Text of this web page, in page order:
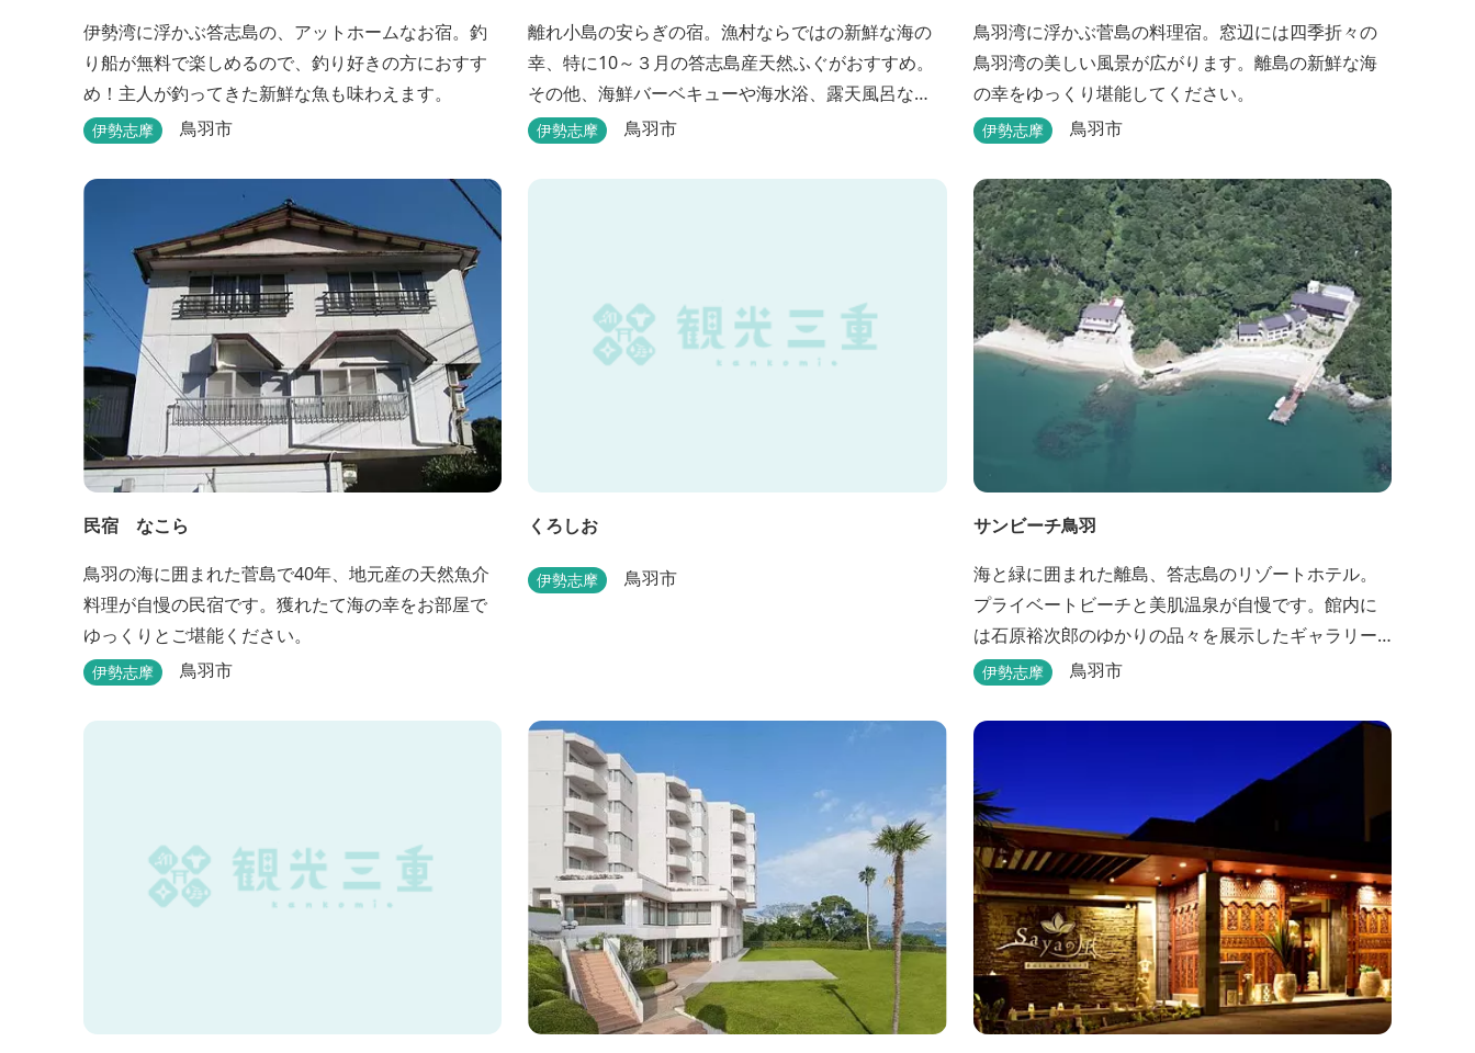
伊勢湾に浮かぶ答志島の、アットホームなお宿。釣
り船が無料で楽しめるので、釣り好きの方におすす
め！主人が釣ってきた新鮮な魚も味わえます。
伊勢志摩 鳥羽市
離れ小島の安らぎの宿。漁村ならではの新鮮な海の
幸、特に10～３月の答志島産天然ふぐがおすすめ。
その他、海鮮バーベキューや海水浴、露天風呂な
ど。
伊勢志摩 鳥羽市
鳥羽湾に浮かぶ菅島の料理宿。窓辺には四季折々の
鳥羽湾の美しい風景が広がります。離島の新鮮な海
の幸をゆっくり堪能してください。
伊勢志摩 鳥羽市
民宿 なこら
鳥羽の海に囲まれた菅島で40年、地元産の天然魚介
料理が自慢の民宿です。獲れたて海の幸をお部屋で
ゆっくりとご堪能ください。
伊勢志摩 鳥羽市
くろしお
伊勢志摩 鳥羽市
サンビーチ鳥羽
海と緑に囲まれた離島、答志島のリゾートホテル。
プライベートビーチと美肌温泉が自慢です。館内に
は石原裕次郎のゆかりの品々を展示したギャラリー
もあります。
伊勢志摩 鳥羽市